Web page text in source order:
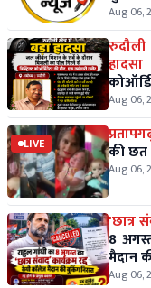
Aug 06,
Aug 06,
LIVE की छत
Aug 06,
'छात्र
8
मैदान
Aug 06,